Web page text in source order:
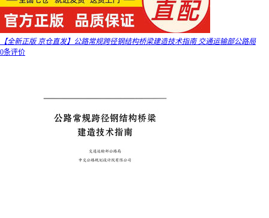
【全新正版 京仓直发】公路常规跨径钢结构桥梁建造技术指南 交通运输部公路局
0条评价